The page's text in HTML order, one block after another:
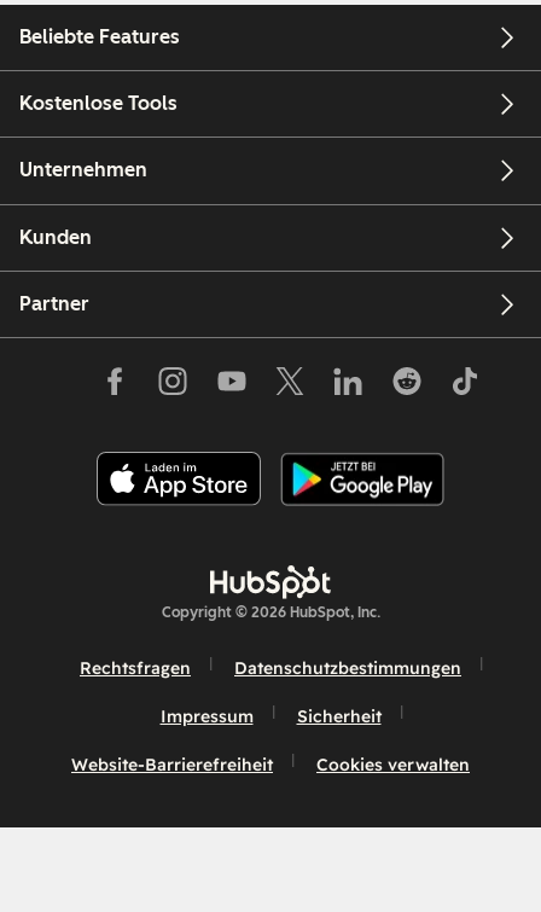
Beliebte Features
Kostenlose Tools
Unternehmen
Kunden
Partner
Copyright © 2026 HubSpot, Inc.
Rechtsfragen Datenschutzbestimmungen
Impressum Sicherheit
Website-Barrierefreiheit Cookies verwalten